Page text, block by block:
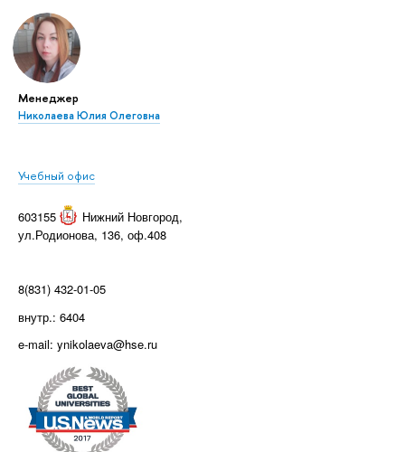
Менеджер
Николаева Юлия Олеговна
Учебный офис
603155 Нижний Новгород,
ул.Родионова, 136, оф.408
8(831) 432-01-05
внутр.: 6404
e-mail: ynikolaeva@hse.ru